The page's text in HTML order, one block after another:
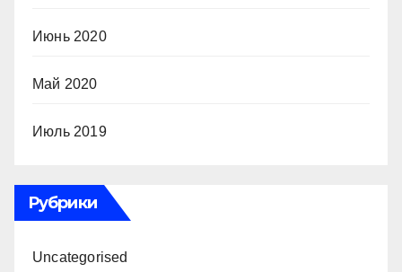
Июнь 2020
Май 2020
Июль 2019
Рубрики
Uncategorised